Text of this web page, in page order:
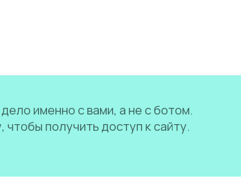
именно с вами, а не с ботом.
получить доступ к сайту.